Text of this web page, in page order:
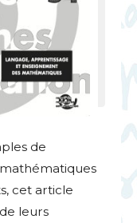
de
cet article
leurs